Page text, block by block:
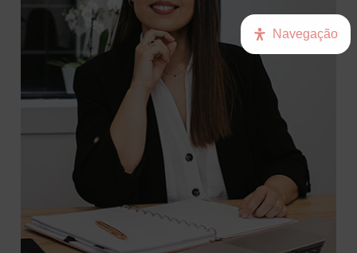
Navegação